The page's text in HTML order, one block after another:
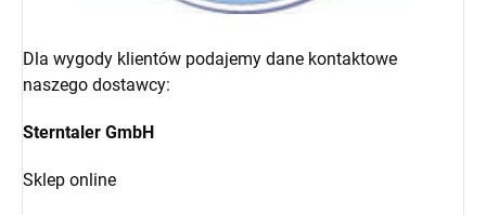
Dla wygody klientów podajemy dane kontaktowe
naszego dostawcy:
Sterntaler GmbH
Sklep online